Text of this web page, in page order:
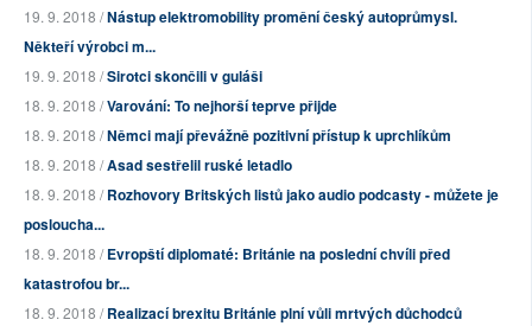
19. 9. 2018 /Nástup elektromobility promění český autoprůmysl.
Někteří výrobci m...
19. 9. 2018 /Sirotci skončili v guláši
18. 9. 2018 /Varování: To nejhorší teprve přijde
18. 9. 2018 /Němci mají převážně pozitivní přístup k uprchlíkům
18. 9. 2018 /Asad sestřelil ruské letadlo
18. 9. 2018 /Rozhovory Britských listů jako audio podcasty - můžete je
posloucha...
18. 9. 2018 /Evropští diplomaté: Británie na poslední chvíli před
katastrofou br...
18. 9. 2018 /Realizací brexitu Británie plní vůli mrtvých důchodců